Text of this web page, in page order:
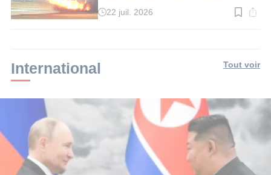
Temps
22 juil. 2026
International Tout voir